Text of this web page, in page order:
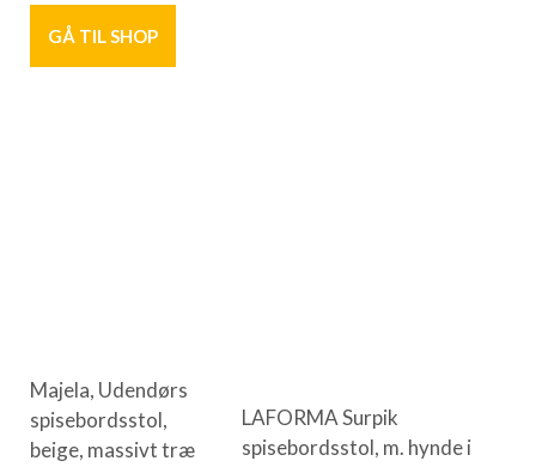
GÅ TIL SHOP
Majela, Udendørs
spisebordsstol,
beige, massivt træ
LAFORMA Surpik
spisebordsstol, m. hynde i